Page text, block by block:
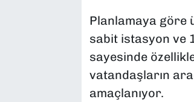
Planlamaya göre
sabit istasyon ve
sayesinde
vatandaşların
amaçlanıyor.